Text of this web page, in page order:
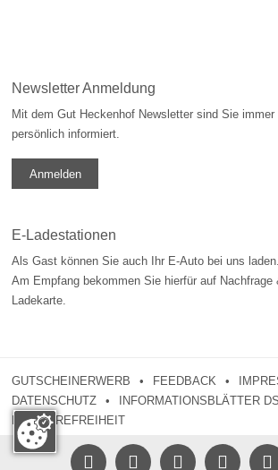
Newsletter Anmeldung
Mit dem Gut Heckenhof Newsletter sind Sie
persönlich informiert.
Anmelden
E-Ladestationen
Als Gast können Sie auch Ihr E-Auto bei uns laden.
Am Empfang bekommen Sie hierfür auf Nachfrage
Ladekarte.
GUTSCHEINERWERB FEEDBACK
DATENSCHUTZ
INFORMATIONSBLÄTTER DS
BARRIEREFREIHEIT
    